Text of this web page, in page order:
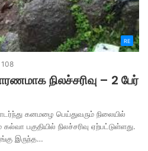
RE
108
நிலச்சரிவு – 2 பேர்
கனமழை பெய்துவரும் நிலையில்
பகுதியில் நிலச்சரிவு ஏற்பட்டுள்ளது.
இருந்த…